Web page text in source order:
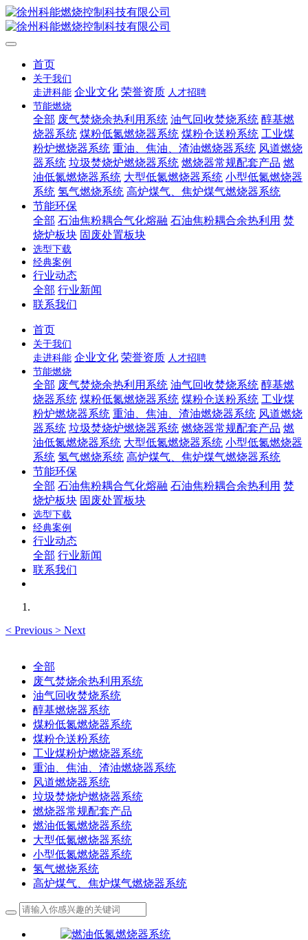
首页
关于我们
走进科能 企业文化 荣誉资质 人才招聘
节能燃烧
全部 废气焚烧余热利用系统 油气回收焚烧系统 醇基燃
烧器系统 煤粉低氮燃烧器系统 煤粉仓送粉系统 工业煤
粉炉燃烧器系统 重油、焦油、渣油燃烧器系统 风道燃烧
器系统 垃圾焚烧炉燃烧器系统 燃烧器常规配套产品 燃
油低氮燃烧器系统 大型低氮燃烧器系统 小型低氮燃烧器
系统 氢气燃烧系统 高炉煤气、焦炉煤气燃烧器系统
节能环保
全部 石油焦粉耦合气化熔融 石油焦粉耦合余热利用 焚
烧炉板块 固废处置板块
选型下载
经典案例
行业动态
全部 行业新闻
联系我们
首页
关于我们
走进科能 企业文化 荣誉资质 人才招聘
节能燃烧
全部 废气焚烧余热利用系统 油气回收焚烧系统 醇基燃
烧器系统 煤粉低氮燃烧器系统 煤粉仓送粉系统 工业煤
粉炉燃烧器系统 重油、焦油、渣油燃烧器系统 风道燃烧
器系统 垃圾焚烧炉燃烧器系统 燃烧器常规配套产品 燃
油低氮燃烧器系统 大型低氮燃烧器系统 小型低氮燃烧器
系统 氢气燃烧系统 高炉煤气、焦炉煤气燃烧器系统
节能环保
全部 石油焦粉耦合气化熔融 石油焦粉耦合余热利用 焚
烧炉板块 固废处置板块
选型下载
经典案例
行业动态
全部 行业新闻
联系我们
< Previous > Next
全部
废气焚烧余热利用系统
油气回收焚烧系统
醇基燃烧器系统
煤粉低氮燃烧器系统
煤粉仓送粉系统
工业煤粉炉燃烧器系统
重油、焦油、渣油燃烧器系统
风道燃烧器系统
垃圾焚烧炉燃烧器系统
燃烧器常规配套产品
燃油低氮燃烧器系统
大型低氮燃烧器系统
小型低氮燃烧器系统
氢气燃烧系统
高炉煤气、焦炉煤气燃烧器系统